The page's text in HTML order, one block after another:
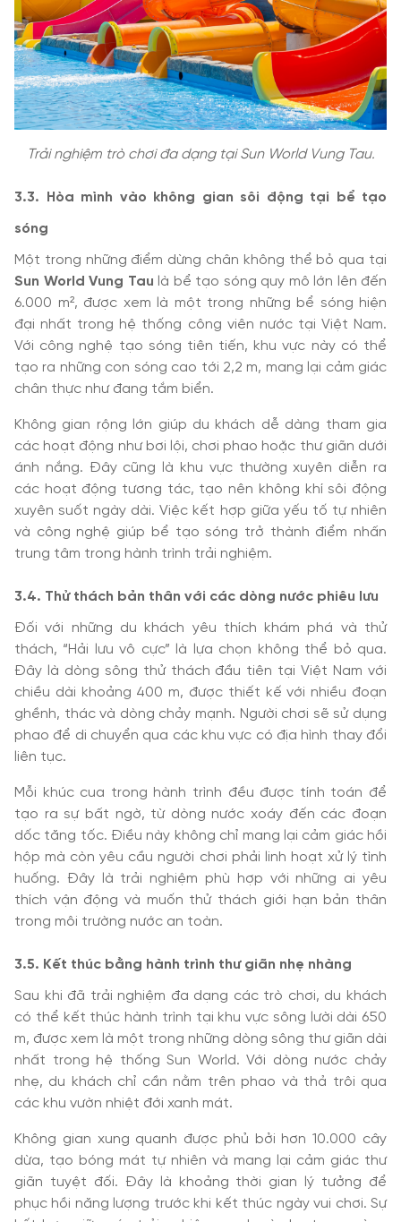
Trải nghiệm trò chơi đa dạng tại Sun World Vung Tau.
3.3. Hòa mình vào không gian sôi động tại bể tạo
sóng
Một trong những điểm dừng chân không thể bỏ qua tại
Sun World Vung Tau là bể tạo sóng quy mô lớn lên đến
6.000 m², được xem là một trong những bể sóng hiện
đại nhất trong hệ thống công viên nước tại Việt Nam.
Với công nghệ tạo sóng tiên tiến, khu vực này có thể
tạo ra những con sóng cao tới 2,2 m, mang lại cảm giác
chân thực như đang tắm biển.
Không gian rộng lớn giúp du khách dễ dàng tham gia
các hoạt động như bơi lội, chơi phao hoặc thư giãn dưới
ánh nắng. Đây cũng là khu vực thường xuyên diễn ra
các hoạt động tương tác, tạo nên không khí sôi động
xuyên suốt ngày dài. Việc kết hợp giữa yếu tố tự nhiên
và công nghệ giúp bể tạo sóng trở thành điểm nhấn
trung tâm trong hành trình trải nghiệm.
3.4. Thử thách bản thân với các dòng nước phiêu lưu
Đối với những du khách yêu thích khám phá và thử
thách, “Hải lưu vô cực” là lựa chọn không thể bỏ qua.
Đây là dòng sông thử thách đầu tiên tại Việt Nam với
chiều dài khoảng 400 m, được thiết kế với nhiều đoạn
ghềnh, thác và dòng chảy mạnh. Người chơi sẽ sử dụng
phao để di chuyển qua các khu vực có địa hình thay đổi
liên tục.
Mỗi khúc cua trong hành trình đều được tính toán để
tạo ra sự bất ngờ, từ dòng nước xoáy đến các đoạn
dốc tăng tốc. Điều này không chỉ mang lại cảm giác hồi
hộp mà còn yêu cầu người chơi phải linh hoạt xử lý tình
huống. Đây là trải nghiệm phù hợp với những ai yêu
thích vận động và muốn thử thách giới hạn bản thân
trong môi trường nước an toàn.
3.5. Kết thúc bằng hành trình thư giãn nhẹ nhàng
Sau khi đã trải nghiệm đa dạng các trò chơi, du khách
có thể kết thúc hành trình tại khu vực sông lười dài 650
m, được xem là một trong những dòng sông thư giãn dài
nhất trong hệ thống Sun World. Với dòng nước chảy
nhẹ, du khách chỉ cần nằm trên phao và thả trôi qua
các khu vườn nhiệt đới xanh mát.
Không gian xung quanh được phủ bởi hơn 10.000 cây
dừa, tạo bóng mát tự nhiên và mang lại cảm giác thư
giãn tuyệt đối. Đây là khoảng thời gian lý tưởng để
phục hồi năng lượng trước khi kết thúc ngày vui chơi. Sự